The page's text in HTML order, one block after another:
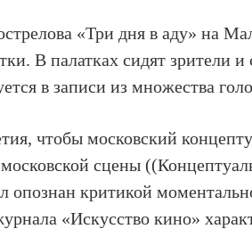
«Три дня в аду» на
В палатках сидят зрители
в записи из множества
чтобы московский
сцены
опознан критикой
«Искусство кино»